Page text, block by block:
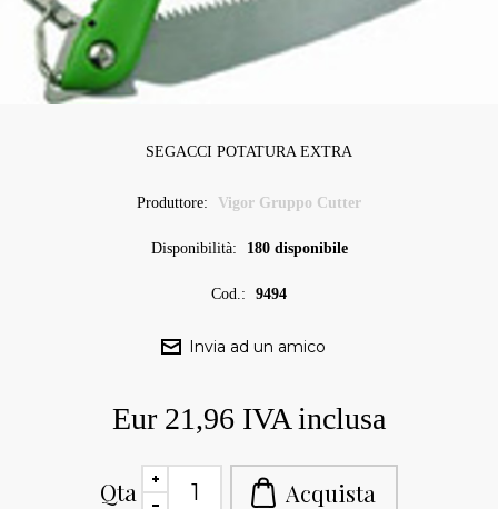
SEGACCI POTATURA EXTRA
Produttore: Vigor Gruppo Cutter
Disponibilità: 180 disponibile
Cod.: 9494
Eur 21,96 IVA inclusa
Qta